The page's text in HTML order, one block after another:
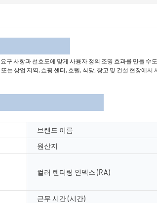
구 사항과 선호도에 맞게 사용자 정의 조명 효과를 만들 수
상업 지역, 쇼핑 센터, 호텔, 식당, 창고 및 건설 현장에서
브랜드 이름
원산지
컬러 렌더링 인덱스 (RA)
근무 시간 (시간)